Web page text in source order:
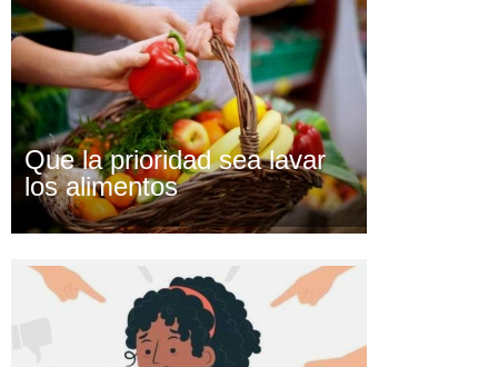
Que la prioridad sea lavar
los alimentos